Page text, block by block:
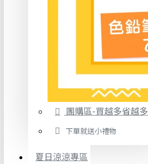
團購區-買越多省越多
下單就送小禮物
夏日涼涼專區